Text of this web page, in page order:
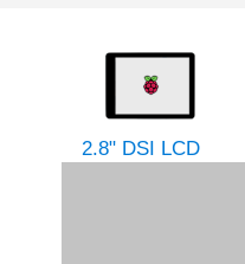
2.8" DSI LCD